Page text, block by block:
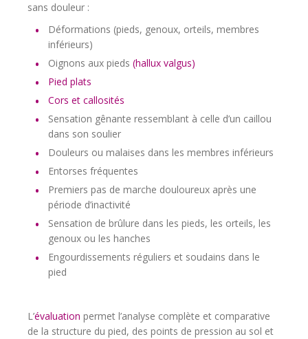
sans douleur :
Déformations (pieds, genoux, orteils, membres
inférieurs)
Oignons aux pieds (hallux valgus)
Pied plats
Cors et callosités
Sensation gênante ressemblant à celle d’un caillou
dans son soulier
Douleurs ou malaises dans les membres inférieurs
Entorses fréquentes
Premiers pas de marche douloureux après une
période d’inactivité
Sensation de brûlure dans les pieds, les orteils, les
genoux ou les hanches
Engourdissements réguliers et soudains dans le
pied
L’évaluation permet l’analyse complète et comparative
de la structure du pied, des points de pression au sol et